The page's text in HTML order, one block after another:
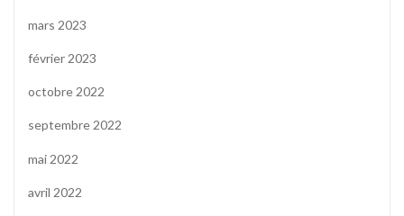
mars 2023
février 2023
octobre 2022
septembre 2022
mai 2022
avril 2022